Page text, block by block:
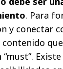
. Para
y conectar
contenido